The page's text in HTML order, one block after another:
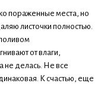
пораженные места, но
листочки полностью.
от влаги,
не делась. Не все
К счастью, еще